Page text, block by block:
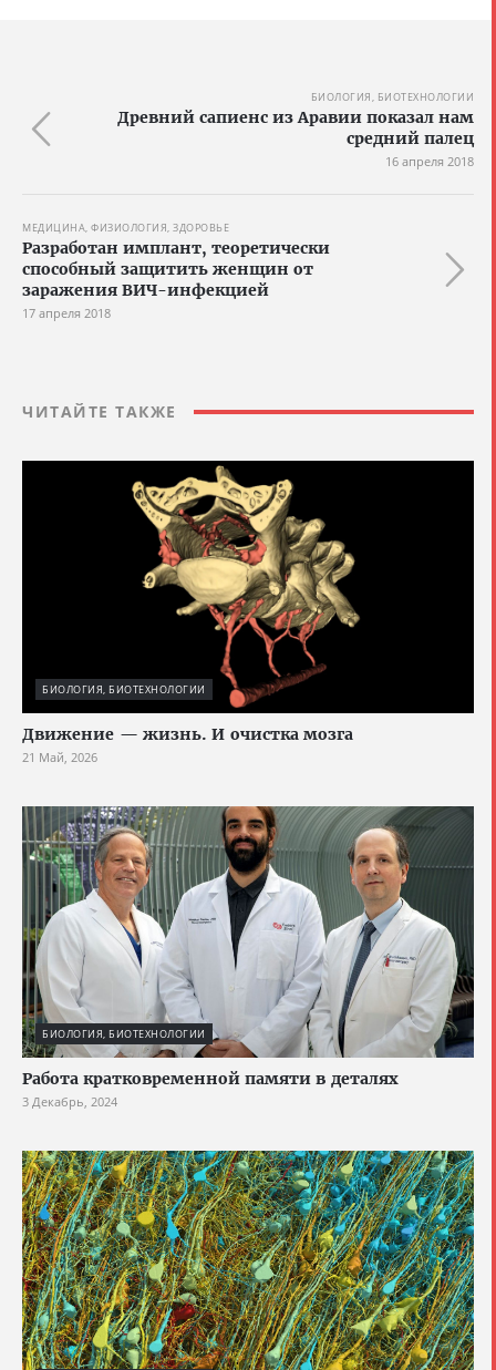
БИОЛОГИЯ, БИОТЕХНОЛОГИИ
Древний сапиенс из Аравии показал нам
средний палец
16 апреля 2018
МЕДИЦИНА, ФИЗИОЛОГИЯ, ЗДОРОВЬЕ
Разработан имплант, теоретически
способный защитить женщин от
заражения ВИЧ-инфекцией
17 апреля 2018
ЧИТАЙТЕ ТАКЖЕ
БИОЛОГИЯ, БИОТЕХНОЛОГИИ
Движение — жизнь. И очистка мозга
21 Май, 2026
БИОЛОГИЯ, БИОТЕХНОЛОГИИ
Работа кратковременной памяти в деталях
3 Декабрь, 2024